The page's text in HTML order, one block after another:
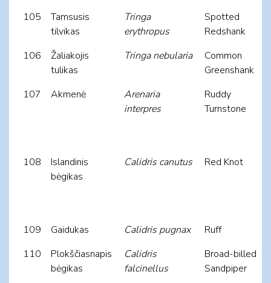
105
Tamsusis
tilvikas
Tringa
erythropus
Spotted
Redshank
106
Žaliakojis
tulikas
Tringa nebularia
Common
Greenshank
107
Akmenė
Arenaria
interpres
Ruddy
Turnstone
108
Islandinis
bėgikas
Calidris canutus Red Knot
109 Gaidukas Calidris pugnax
Ruff
110
Plokščiasnapis
bėgikas
Calidris
falcinellus
Broad-billed
Sandpiper